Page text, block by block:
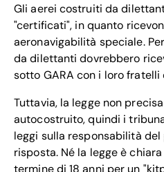
Gli aerei costruiti da
"certificati", in quanto
aeronavigabilità speciale.
da dilettanti dovrebbero
sotto GARA con i loro
Tuttavia, la legge non
autocostruito, quindi i
leggi sulla responsabilità
risposta. Né la legge è
termine di 18 anni per un